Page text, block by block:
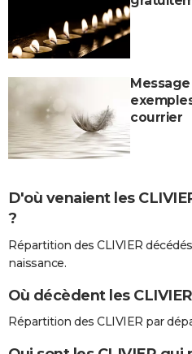
courrier
D'où venaient les
?
Répartition des CLIVIER
naissance.
Où décèdent les
Répartition des CLIVIER par